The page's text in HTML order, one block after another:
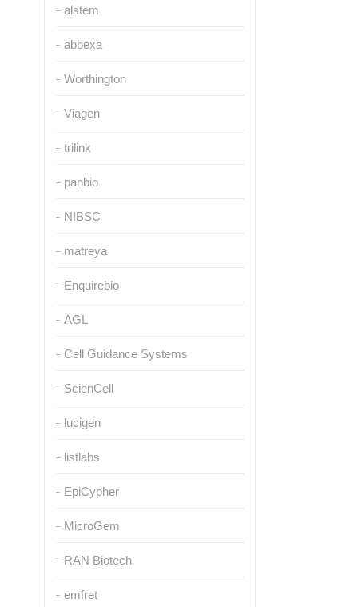
alstem
abbexa
Worthington
Viagen
trilink
panbio
NIBSC
matreya
Enquirebio
AGL
Cell Guidance Systems
ScienCell
lucigen
listlabs
EpiCypher
MicroGem
RAN Biotech
emfret